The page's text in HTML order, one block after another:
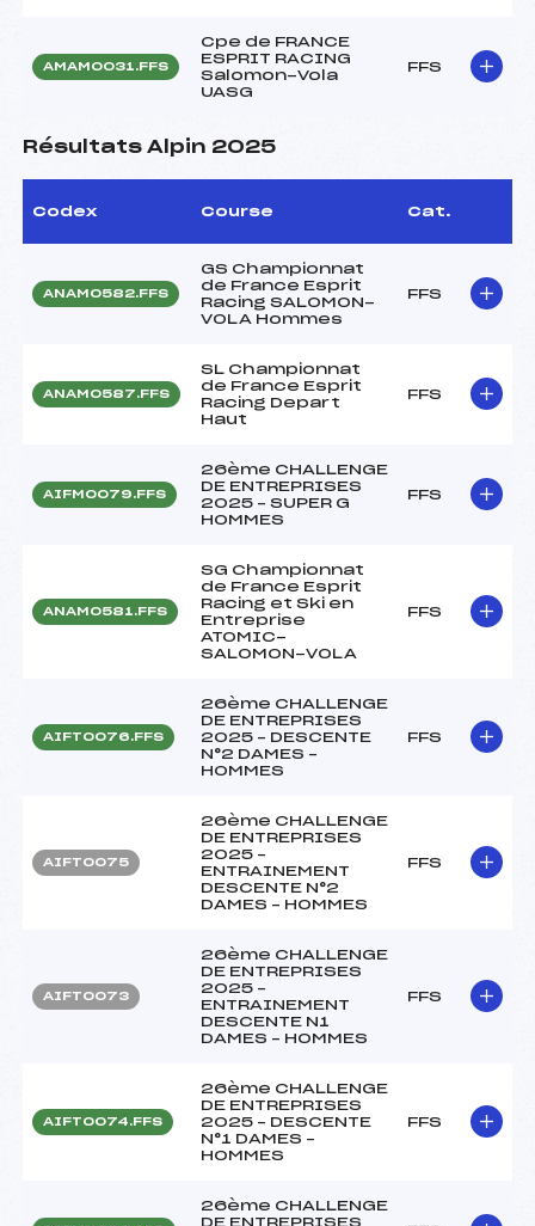
AMAM0031.FFS
Cpe de FRANCE
ESPRIT RACING
Salomon-Vola
UASG
FFS
Résultats Alpin 2025
Codex Course Cat.
ANAM0582.FFS
GS Championnat
de France Esprit
Racing SALOMON-
VOLA Hommes
FFS
ANAM0587.FFS
SL Championnat
de France Esprit
Racing Depart
Haut
FFS
AIFM0079.FFS
26ème CHALLENGE
DE ENTREPRISES
2025 – SUPER G
HOMMES
FFS
ANAM0581.FFS
SG Championnat
de France Esprit
Racing et Ski en
Entreprise
ATOMIC-
SALOMON-VOLA
FFS
AIFT0076.FFS
26ème CHALLENGE
DE ENTREPRISES
2025 – DESCENTE
N°2 DAMES –
HOMMES
FFS
AIFT0075
26ème CHALLENGE
DE ENTREPRISES
2025 –
ENTRAINEMENT
DESCENTE N°2
DAMES – HOMMES
FFS
AIFT0073
26ème CHALLENGE
DE ENTREPRISES
2025 –
ENTRAINEMENT
DESCENTE N1
DAMES – HOMMES
FFS
AIFT0074.FFS
26ème CHALLENGE
DE ENTREPRISES
2025 – DESCENTE
N°1 DAMES –
HOMMES
FFS
26ème CHALLENGE
DE ENTREPRISES